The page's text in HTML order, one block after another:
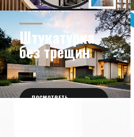
НОВОСТИ ИЗ МИРА
ДИЗАЙНА
ЗНАЕТЕ ЛИ ВЫ?
Штукатурка
без трещин
ПОСМОТРЕТЬ